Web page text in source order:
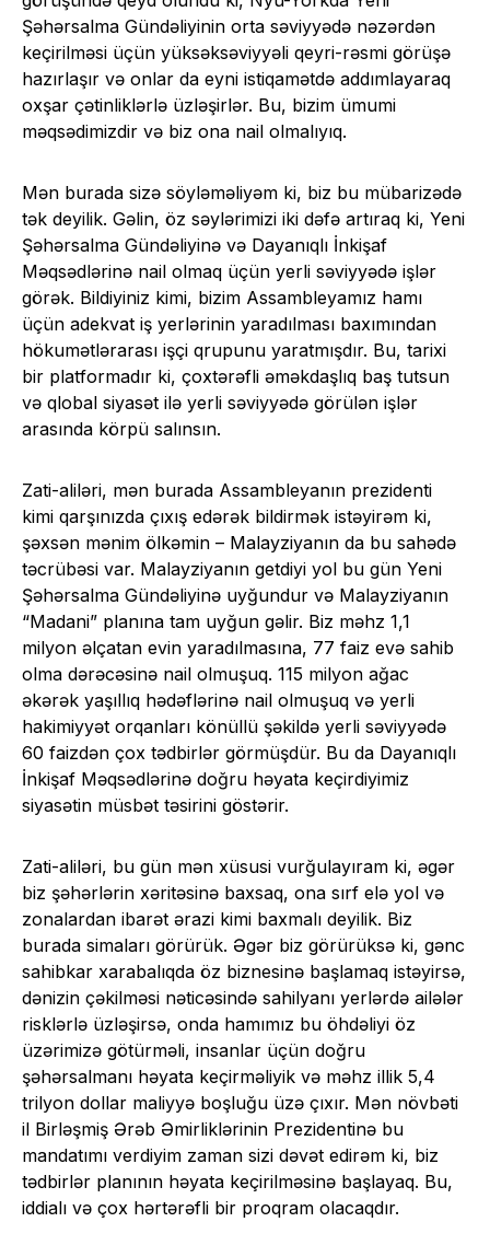
Şəhərsalma Gündəliyinin orta səviyyədə nəzərdən
keçirilməsi üçün yüksəksəviyyəli qeyri-rəsmi görüşə
hazırlaşır və onlar da eyni istiqamətdə addımlayaraq
oxşar çətinliklərlə üzləşirlər. Bu, bizim ümumi
məqsədimizdir və biz ona nail olmalıyıq.
Mən burada sizə söyləməliyəm ki, biz bu mübarizədə
tək deyilik. Gəlin, öz səylərimizi iki dəfə artıraq ki, Yeni
Şəhərsalma Gündəliyinə və Dayanıqlı İnkişaf
Məqsədlərinə nail olmaq üçün yerli səviyyədə işlər
görək. Bildiyiniz kimi, bizim Assambleyamız hamı
üçün adekvat iş yerlərinin yaradılması baxımından
hökumətlərarası işçi qrupunu yaratmışdır. Bu, tarixi
bir platformadır ki, çoxtərəfli əməkdaşlıq baş tutsun
və qlobal siyasət ilə yerli səviyyədə görülən işlər
arasında körpü salınsın.
Zati-aliləri, mən burada Assambleyanın prezidenti
kimi qarşınızda çıxış edərək bildirmək istəyirəm ki,
şəxsən mənim ölkəmin – Malayziyanın da bu sahədə
təcrübəsi var. Malayziyanın getdiyi yol bu gün Yeni
Şəhərsalma Gündəliyinə uyğundur və Malayziyanın
“Madani” planına tam uyğun gəlir. Biz məhz 1,1
milyon əlçatan evin yaradılmasına, 77 faiz evə sahib
olma dərəcəsinə nail olmuşuq. 115 milyon ağac
əkərək yaşıllıq hədəflərinə nail olmuşuq və yerli
hakimiyyət orqanları könüllü şəkildə yerli səviyyədə
60 faizdən çox tədbirlər görmüşdür. Bu da Dayanıqlı
İnkişaf Məqsədlərinə doğru həyata keçirdiyimiz
siyasətin müsbət təsirini göstərir.
Zati-aliləri, bu gün mən xüsusi vurğulayıram ki, əgər
biz şəhərlərin xəritəsinə baxsaq, ona sırf elə yol və
zonalardan ibarət ərazi kimi baxmalı deyilik. Biz
burada simaları görürük. Əgər biz görürüksə ki, gənc
sahibkar xarabalıqda öz biznesinə başlamaq istəyirsə,
dənizin çəkilməsi nəticəsində sahilyanı yerlərdə ailələr
risklərlə üzləşirsə, onda hamımız bu öhdəliyi öz
üzərimizə götürməli, insanlar üçün doğru
şəhərsalmanı həyata keçirməliyik və məhz illik 5,4
trilyon dollar maliyyə boşluğu üzə çıxır. Mən növbəti
il Birləşmiş Ərəb Əmirliklərinin Prezidentinə bu
mandatımı verdiyim zaman sizi dəvət edirəm ki, biz
tədbirlər planının həyata keçirilməsinə başlayaq. Bu,
iddialı və çox hərtərəfli bir proqram olacaqdır.